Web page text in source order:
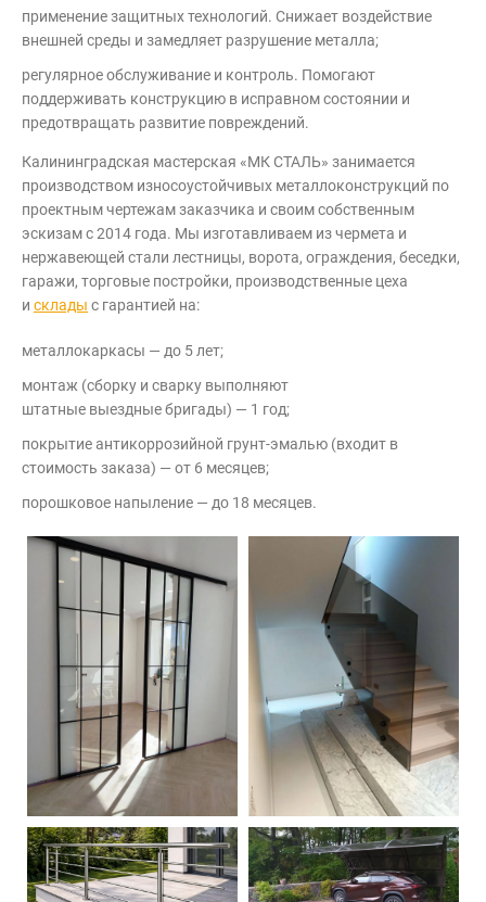
применение защитных технологий. Снижает воздействие
внешней среды и замедляет разрушение металла;
регулярное обслуживание и контроль. Помогают
поддерживать конструкцию в исправном состоянии и
предотвращать развитие повреждений.
Калининградская мастерская «МК СТАЛЬ» занимается
производством износоустойчивых металлоконструкций по
проектным чертежам заказчика и своим собственным
эскизам с 2014 года. Мы изготавливаем из чермета и
нержавеющей стали лестницы, ворота, ограждения, беседки,
гаражи, торговые постройки, производственные цеха
и склады с гарантией на:
металлокаркасы — до 5 лет;
монтаж (сборку и сварку выполняют
штатные выездные бригады) — 1 год;
покрытие антикоррозийной грунт-эмалью (входит в
стоимость заказа) — от 6 месяцев;
порошковое напыление — до 18 месяцев.